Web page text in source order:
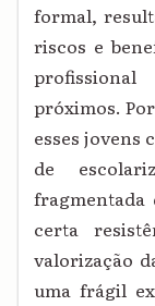
formal,
riscos e
próximos.
esses jovens
de
fragmentada
certa
valorização
uma frágil